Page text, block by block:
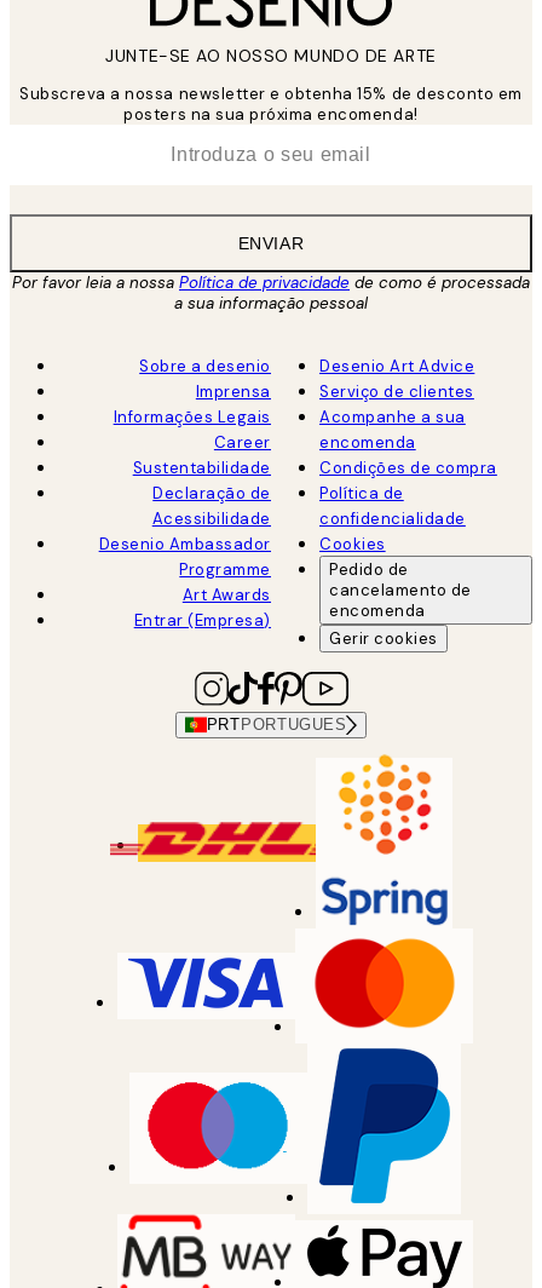
JUNTE-SE AO NOSSO MUNDO DE ARTE
Subscreva a nossa newsletter e obtenha 15% de desconto em
posters na sua próxima encomenda!
ENVIAR
Por favor leia a nossa Política de privacidade de como é processada
a sua informação pessoal
Sobre a desenio
Imprensa
Informações Legais
Career
Sustentabilidade
Declaração de
Acessibilidade
Desenio Ambassador
Programme
Art Awards
Entrar (Empresa)
Desenio Art Advice
Serviço de clientes
Acompanhe a sua
encomenda
Condições de compra
Política de
confidencialidade
Cookies
Pedido de
cancelamento de
encomenda
Gerir cookies
PRT PORTUGUES